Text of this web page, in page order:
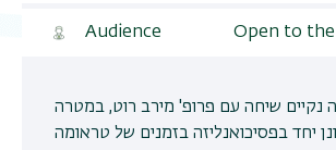
Audience Open to
יחד בפסיכואנליזה בזמנים של טראומה